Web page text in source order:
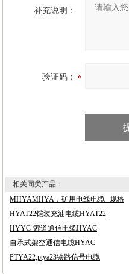
补充说明：
验证码：
相关同类产品：
MHYAMHYA，矿用电线电缆--规格
HYAT22铠装充油电缆HYAT22
HYYC-索道通信电缆HYAC
自承式架空通信电缆HYAC
PTYA22,ptya23铁路信号电缆